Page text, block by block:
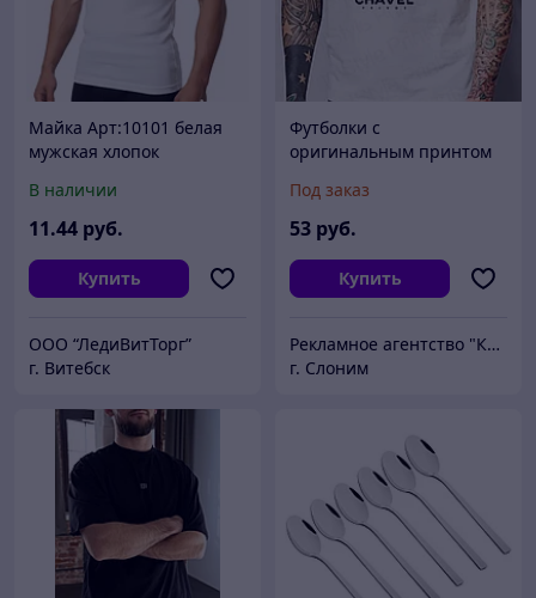
Майка Арт:10101 белая
мужская хлопок
В наличии
11.44 руб.
Купить
ООО “ЛедиВитТорг”
г. Витебск
Футболки с
оригинальным принтом
Под заказ
53 руб.
Купить
Рекламное агентство "Корекс"
г. Слоним